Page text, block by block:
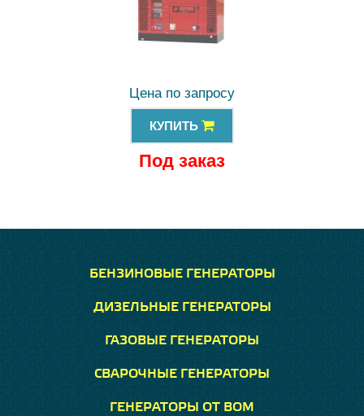
Цена по запросу
КУПИТЬ
Под заказ
БЕНЗИНОВЫЕ ГЕНЕРАТОРЫ
ДИЗЕЛЬНЫЕ ГЕНЕРАТОРЫ
ГАЗОВЫЕ ГЕНЕРАТОРЫ
СВАРОЧНЫЕ ГЕНЕРАТОРЫ
ГЕНЕРАТОРЫ ОТ ВОМ